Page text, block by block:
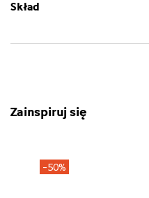
Skład
Zainspiruj się
-50%